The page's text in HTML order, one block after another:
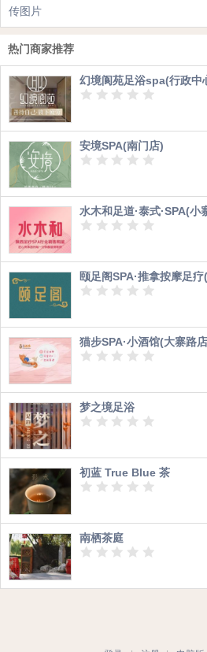
传图片
热门商家推荐
幻境阆苑足浴spa(行政中
安境SPA(南门店)
水木和足道·泰式·SPA(小
颐足阁SPA·推拿按摩足
猫步SPA·小酒馆(大寨路
梦之境足浴
初蓝 True Blue 茶
南栖茶庭